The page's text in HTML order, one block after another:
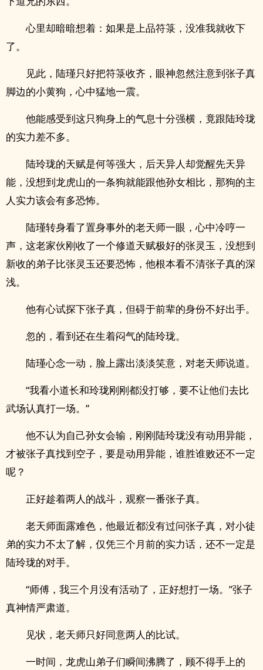
心里却暗暗想着：如果是上品符箓，没准我就收下
了。
见此，陆瑾只好把符箓收齐，眼神忽然注意到张子真
脚边的小黄狗，心中猛地一震。
他能感受到这只狗身上的气息十分强横，竟跟陆玲珑
的实力差不多。
陆玲珑的天赋是何等强大，后天异人却觉醒先天异
能，没想到龙虎山的一条狗就能跟他孙女相比，那狗的主
人实力该会有多恐怖。
陆瑾转身看了置身事外的老天师一眼，心中冷哼一
声，这老家伙刚收了一个修道天赋极好的张灵玉，没想到
新收的弟子比张灵玉还要恐怖，他根本看不清张子真的深
浅。
他有心试探下张子真，但碍于前辈的身份不好出手。
忽的，看到还在生着闷气的陆玲珑。
陆瑾心念一动，脸上露出淡淡笑意，对老天师说道。
“我看小道长和玲珑刚刚都没打够，要不让他们去比
武场认真打一场。”
他不认为自己孙女会输，刚刚陆玲珑没有动用异能，
才被张子真找到空子，要是动用异能，谁胜谁败还不一定
呢？
正好趁着两人的战斗，观察一番张子真。
老天师面露难色，他最近都没有过问张子真，对小徒
弟的实力不太了解，仅凭三个月前的实力话，还不一定是
陆玲珑的对手。
“师傅，我三个月没有活动了，正好想打一场。”张子
真神情严肃道。
见状，老天师只好同意两人的比试。
一时间，龙虎山弟子们瞬间沸腾了，顾不得手上的